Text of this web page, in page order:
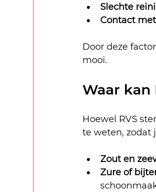
Slechte
Contact
Door deze
mooi.
Waar kan
Hoewel RVS
te weten, zodat
Zout en
Zure of